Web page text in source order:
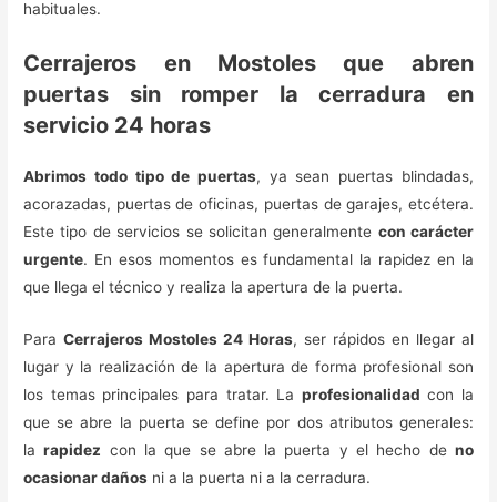
habituales.
Cerrajeros en Mostoles que abren
puertas sin romper la cerradura en
servicio 24 horas
Abrimos todo tipo de puertas, ya sean puertas blindadas,
acorazadas, puertas de oficinas, puertas de garajes, etcétera.
Este tipo de servicios se solicitan generalmente con carácter
urgente. En esos momentos es fundamental la rapidez en la
que llega el técnico y realiza la apertura de la puerta.
ParaCerrajeros Mostoles 24 Horas, ser rápidos en llegar al
lugar y la realización de la apertura de forma profesional son
los temas principales para tratar. La profesionalidad con la
que se abre la puerta se define por dos atributos generales:
larapidez con la que se abre la puerta y el hecho de no
ocasionar daños ni a la puerta ni a la cerradura.